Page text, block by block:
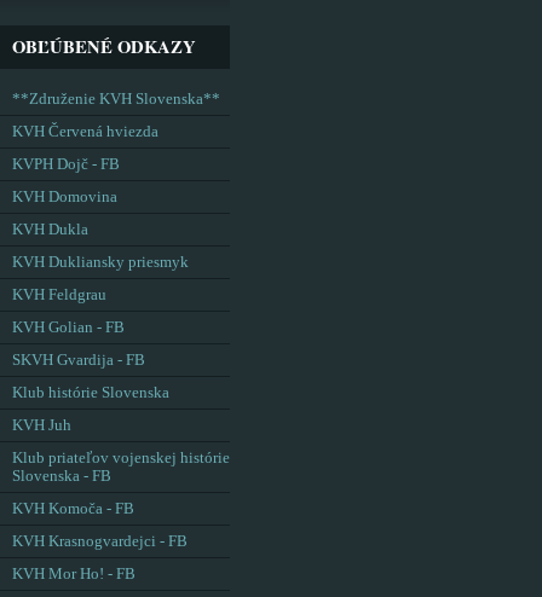
OBĽÚBENÉ ODKAZY
**Združenie KVH Slovenska**
KVH Červená hviezda
KVPH Dojč - FB
KVH Domovina
KVH Dukla
KVH Dukliansky priesmyk
KVH Feldgrau
KVH Golian - FB
SKVH Gvardija - FB
Klub histórie Slovenska
KVH Juh
Klub priateľov vojenskej histórie
Slovenska - FB
KVH Komoča - FB
KVH Krasnogvardejci - FB
KVH Mor Ho! - FB